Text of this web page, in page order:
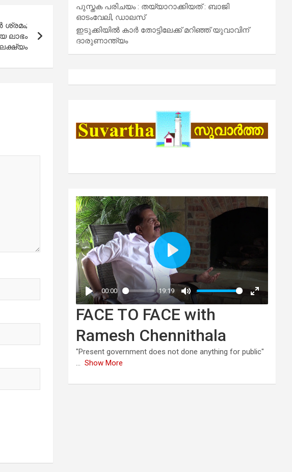
ശ്രമം;
ലാഭം
പുസ്തക പരിചയം : തയ്യാറാക്കിയത് : ബാജി
ഓടംവേലി, ഡാലസ്
ഇടുക്കിയിൽ കാർ തോട്ടിലേക്ക് മറിഞ്ഞ് യുവാവിന്
ദാരുണാന്ത്യം
FACE TO FACE with
Ramesh Chennithala
"Present government does not done anything for public"
... Show More